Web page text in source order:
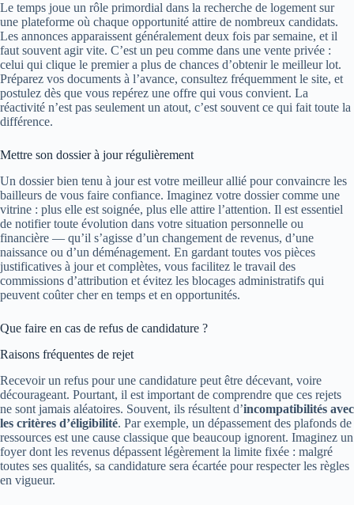
Le temps joue un rôle primordial dans la recherche de logement sur
une plateforme où chaque opportunité attire de nombreux candidats.
Les annonces apparaissent généralement deux fois par semaine, et il
faut souvent agir vite. C’est un peu comme dans une vente privée :
celui qui clique le premier a plus de chances d’obtenir le meilleur lot.
Préparez vos documents à l’avance, consultez fréquemment le site, et
postulez dès que vous repérez une offre qui vous convient. La
réactivité n’est pas seulement un atout, c’est souvent ce qui fait toute la
différence.
Mettre son dossier à jour régulièrement
Un dossier bien tenu à jour est votre meilleur allié pour convaincre les
bailleurs de vous faire confiance. Imaginez votre dossier comme une
vitrine : plus elle est soignée, plus elle attire l’attention. Il est essentiel
de notifier toute évolution dans votre situation personnelle ou
financière — qu’il s’agisse d’un changement de revenus, d’une
naissance ou d’un déménagement. En gardant toutes vos pièces
justificatives à jour et complètes, vous facilitez le travail des
commissions d’attribution et évitez les blocages administratifs qui
peuvent coûter cher en temps et en opportunités.
Que faire en cas de refus de candidature ?
Raisons fréquentes de rejet
Recevoir un refus pour une candidature peut être décevant, voire
décourageant. Pourtant, il est important de comprendre que ces rejets
ne sont jamais aléatoires. Souvent, ils résultent d’incompatibilités avec
les critères d’éligibilité. Par exemple, un dépassement des plafonds de
ressources est une cause classique que beaucoup ignorent. Imaginez un
foyer dont les revenus dépassent légèrement la limite fixée : malgré
toutes ses qualités, sa candidature sera écartée pour respecter les règles
en vigueur.